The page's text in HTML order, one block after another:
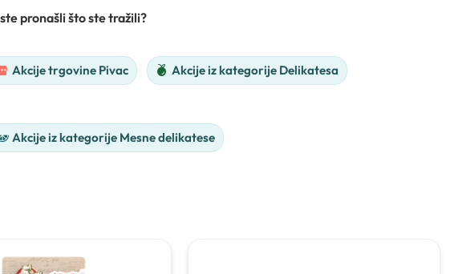
pronašli što ste tražili?
Akcije trgovine Pivac Akcije iz kategorije Delikatesa
Akcije iz kategorije Mesne delikatese